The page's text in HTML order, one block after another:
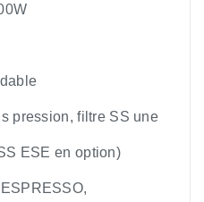
pression, filtre SS une
ESE en option)